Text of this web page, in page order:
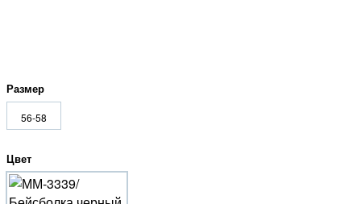
Размер
56-58
Цвет